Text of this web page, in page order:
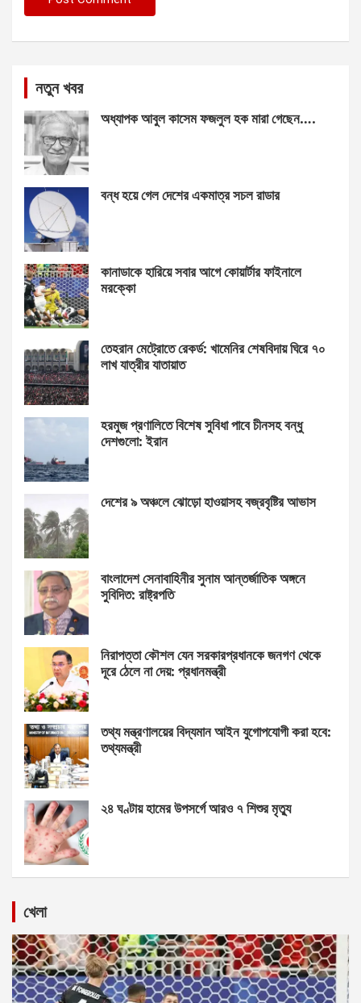
নতুন খবর
অধ্যাপক আবুল কাসেম ফজলুল হক মারা গেছেন….
বন্ধ হয়ে গেল দেশের একমাত্র সচল রাডার
কানাডাকে হারিয়ে সবার আগে কোয়ার্টার ফাইনালে
মরক্কো
তেহরান মেট্রোতে রেকর্ড: খামেনির শেষবিদায় ঘিরে ৭০
লাখ যাত্রীর যাতায়াত
হরমুজ প্রণালিতে বিশেষ সুবিধা পাবে চীনসহ বন্ধু
দেশগুলো: ইরান
দেশের ৯ অঞ্চলে ঝোড়ো হাওয়াসহ বজ্রবৃষ্টির আভাস
বাংলাদেশ সেনাবাহিনীর সুনাম আন্তর্জাতিক অঙ্গনে
সুবিদিত: রাষ্ট্রপতি
নিরাপত্তা কৌশল যেন সরকারপ্রধানকে জনগণ থেকে
দূরে ঠেলে না দেয়: প্রধানমন্ত্রী
তথ্য মন্ত্রণালয়ের বিদ্যমান আইন যুগোপযোগী করা হবে:
তথ্যমন্ত্রী
২৪ ঘণ্টায় হামের উপসর্গে আরও ৭ শিশুর মৃত্যু
খেলা